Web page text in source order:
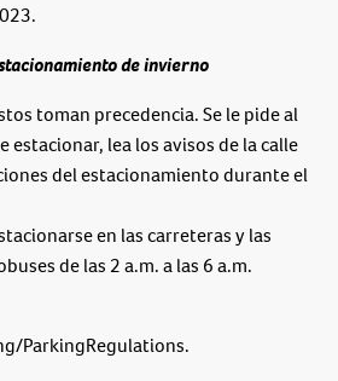
de invierno
toman precedencia. Se le pide al
estacionar, lea los avisos de la calle
del estacionamiento durante el
en las carreteras y las
de las 2 a.m. a las 6 a.m.
ParkingRegulations.